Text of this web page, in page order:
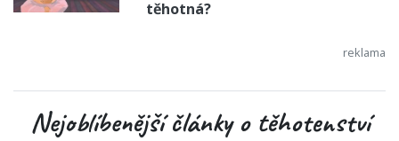
těhotná?
Nejoblíbenější články o těhotenství